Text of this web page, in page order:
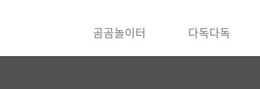
곰곰놀이터 다독다독